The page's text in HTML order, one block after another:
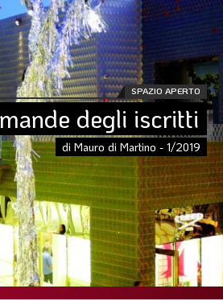
SPAZIO APERTO
degli iscritti
di Mauro di Martino - 1/2019